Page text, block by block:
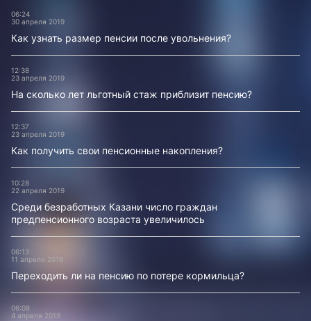
06:24
30 апреля 2019
Как узнать размер пенсии после увольнения?
12:38
23 апреля 2019
На сколько лет льготный стаж приблизит пенсию?
12:37
23 апреля 2019
Как получить свои пенсионные накопления?
10:28
22 апреля 2019
Среди безработных Казани число граждан
предпенсионного возраста увеличилось
06:13
11 апреля 2019
Переходить ли на пенсию по потере кормильца?
06:08
4 апреля 2019